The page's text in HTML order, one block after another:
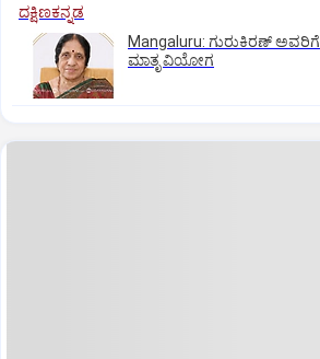
ದಕ್ಷಿಣಕನ್ನಡ
Mangaluru: ಗುರುಕಿರಣ್ ಅವರಿಗೆ
ಮಾತೃ ವಿಯೋಗ